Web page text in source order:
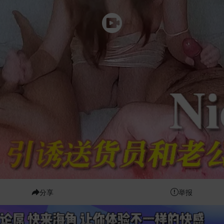
分享 举报